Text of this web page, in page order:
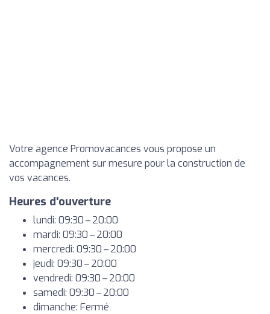
Votre agence Promovacances vous propose un
accompagnement sur mesure pour la construction de
vos vacances.
Heures d'ouverture
lundi: 09:30 – 20:00
mardi: 09:30 – 20:00
mercredi: 09:30 – 20:00
jeudi: 09:30 – 20:00
vendredi: 09:30 – 20:00
samedi: 09:30 – 20:00
dimanche: Fermé